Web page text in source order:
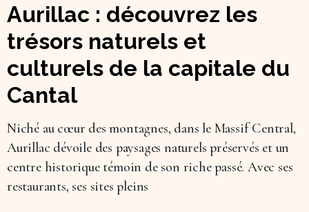
Aurillac : découvrez les
trésors naturels et
culturels de la capitale du
Cantal
Niché au cœur des montagnes, dans le Massif Central,
Aurillac dévoile des paysages naturels préservés et un
centre historique témoin de son riche passé. Avec ses
restaurants, ses sites pleins